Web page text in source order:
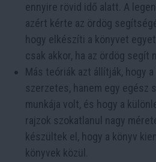
ennyire rövid idő alatt. A
azért kérte az ördög
hogy elkészíti a könyvet
csak akkor, ha az ördög segít
Más teóriák azt állítják, hogy
szerzetes, hanem egy egész
munkája volt, és hogy a
rajzok szokatlanul nagy
készültek el, hogy a könyv
könyvek közül.